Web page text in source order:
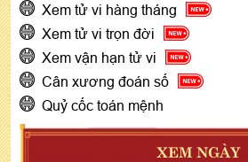
Xem tử vi hàng tháng
Xem tử vi trọn đời
Xem vận hạn tử vi
Cân xương đoán số
Quỷ cốc toán mệnh
XEM NGÀY